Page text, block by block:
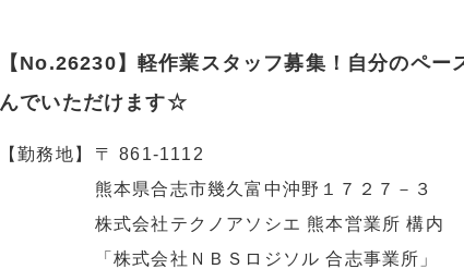
【No.26230】軽作業スタッフ募集！自分のペー
んでいただけます☆
【勤務地】
〒 861-1112
熊本県合志市幾久富中沖野１７２７－３
株式会社テクノアソシエ 熊本営業所 構内
「株式会社ＮＢＳロジソル 合志事業所」